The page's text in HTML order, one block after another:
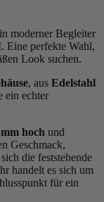
moderner Begleiter
Eine perfekte Wahl,
Look suchen.
, aus Edelstahl
ein echter
hoch und
Geschmack,
die feststehende
handelt es sich um
für ein